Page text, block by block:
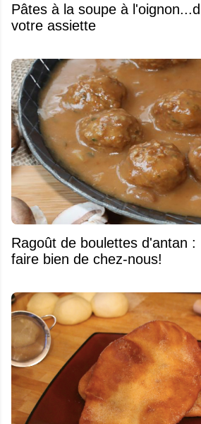
Pâtes à la soupe à
votre assiette
Ragoût de boulettes d'antan :
faire bien de chez-nous!